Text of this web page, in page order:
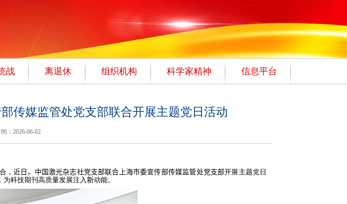
战 离退休 组织机构 科学家精神 信息平台
传媒监管处党支部联合开展主题党日活动
：2026-06-02
， 近日， 中国激光杂志社党支部联合 上海市委宣传部传媒监管处党支部开展主题党日
为科技期刊高质量发展注入 新动能。